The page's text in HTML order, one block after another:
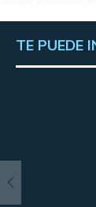
TE PUEDE